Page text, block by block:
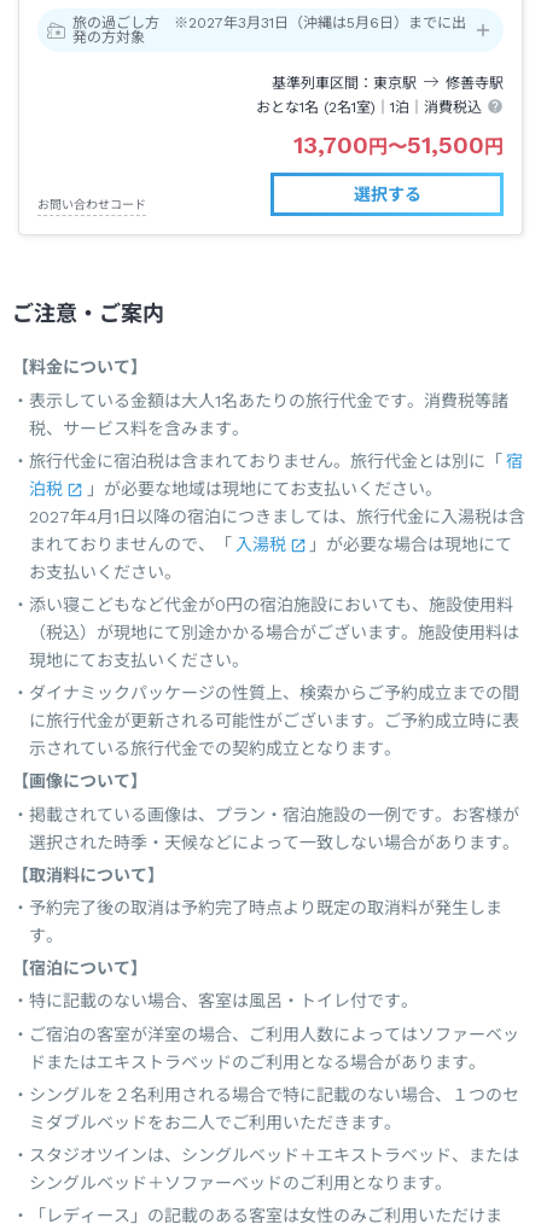
旅の過ごし方 ※2027年3月31日（沖縄は5月6日）までに出
発の方対象
基準列車区間 東京駅 修善寺駅
おとな1名 (2名1室)｜1泊 ｜消費税込
13,700円〜51,500円
お問い合わせコード
選択する
ご注意・ご案内
【料金について】
表示している金額は大人1名あたりの旅行代金です。消費税等諸
税、サービス料を含みます。
旅行代金に宿泊税は含まれておりません。旅行代金とは別に「 宿
泊税
」が必要な地域は現地にてお支払いください。
2027年4月1日以降の宿泊につきましては、旅行代金に入湯税は含
まれておりませんので、「 入湯税
」が必要な場合は現地にて
お支払いください。
添い寝こどもなど代金が0円の宿泊施設においても、施設使用料
（税込）が現地にて別途かかる場合がございます。施設使用料は
現地にてお支払いください。
ダイナミックパッケージの性質上、検索からご予約成立までの間
に旅行代金が更新される可能性がございます。ご予約成立時に表
示されている旅行代金での契約成立となります。
【画像について】
掲載されている画像は、プラン・宿泊施設の一例です。お客様が
選択された時季・天候などによって一致しない場合があります。
【取消料について】
予約完了後の取消は予約完了時点より既定の取消料が発生しま
す。
【宿泊について】
特に記載のない場合、客室は風呂・トイレ付です。
ご宿泊の客室が洋室の場合、ご利用人数によってはソファーベッ
ドまたはエキストラベッドのご利用となる場合があります。
シングルを２名利用される場合で特に記載のない場合、１つのセ
ミダブルベッドをお二人でご利用いただきます。
スタジオツインは、シングルベッド＋エキストラベッド、または
シングルベッド＋ソファーベッドのご利用となります。
「レディース」の記載のある客室は女性のみご利用いただけま